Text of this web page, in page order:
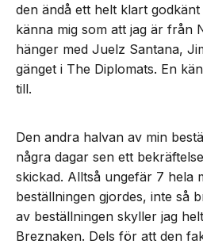
den ändå ett helt klart
känna mig som att jag är från
hänger med Juelz Santana,
gänget i The Diplomats. En
till.
Den andra halvan av min
några dagar sen ett
skickad. Alltså ungefär 7 hela
beställningen gjordes, inte så
av beställningen skyller jag
Breznaken. Dels för att den